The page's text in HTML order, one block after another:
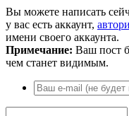
Вы можете написать
у вас есть аккаунт,
имени своего аккаунта.
Примечание: Ваш пост
чем станет видимым.